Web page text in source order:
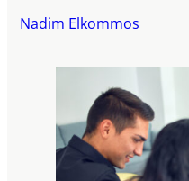
Nadim Elkommos